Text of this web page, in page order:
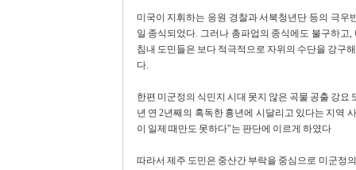
미국이 지휘하는 응원 경찰과 서북청년단 등의 극
일 종식되었다. 그러나 총파업의 종식에도 불구하
침내 도민들은 보다 적극적으로 자위의 수단을 강구
다.
한편 미군정의 식민지 시대 못지 않은 곡물 공출 강
년 연 2년째의 혹독한 흉년에 시달리고 있다는 지역
이 일제 때만도 못하다"는 판단에 이르게 하였다
따라서 제주 도민은 중산간 부락을 중심으로 미군정